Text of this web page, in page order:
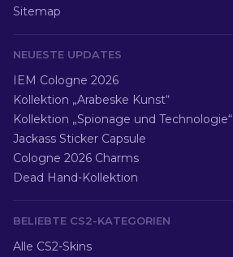
Sitemap
NEUESTE UPDATES
IEM Cologne 2026
Kollektion „Arabeske Kunst“
Kollektion „Spionage und Technologie“
Jackass Sticker Capsule
Cologne 2026 Charms
Dead Hand-Kollektion
BELIEBTE CS2-KATEGORIEN
Alle CS2-Skins